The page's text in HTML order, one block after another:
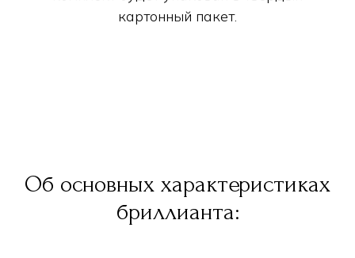
картонный пакет.
Об основных характеристиках
бриллианта: